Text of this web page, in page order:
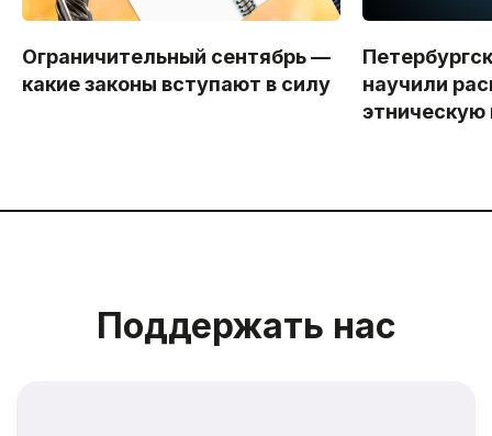
Ограничительный сентябрь —
какие законы вступают в силу
научили
Поддержать нас